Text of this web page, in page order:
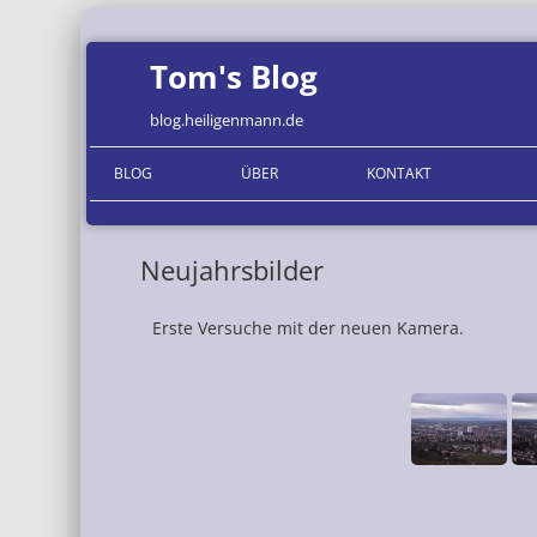
Tom's Blog
blog.heiligenmann.de
BLOG ÜBER
ORGANISATIONEN
KONTAKT
Neujahrsbilder
Erste Versuche mit der neuen Kamera.